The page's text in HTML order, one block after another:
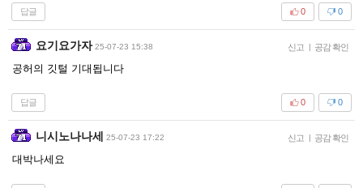
답글 0
0
요기요가자 25-07-23 15:38 신고 | 공감 확인
공허의 깃털 기대됩니다
답글 0
0
니시노나나세 25-07-23 17:22 신고 | 공감 확인
대박나세요